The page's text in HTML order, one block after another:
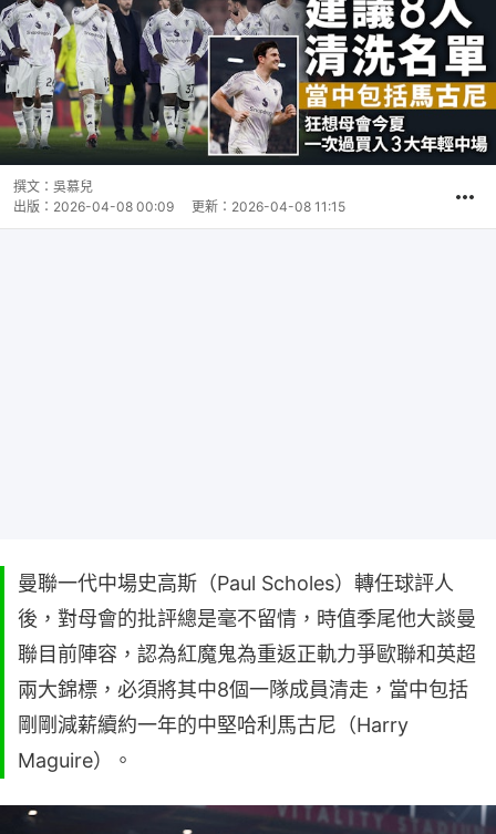
撰文： 吳慕兒
出版： 2026-04-08 00:09 更新： 2026-04-08 11:15
曼聯一代中場史高斯（Paul Scholes）轉任球評人
後，對母會的批評總是毫不留情，時值季尾他大談曼
聯目前陣容，認為紅魔鬼為重返正軌力爭歐聯和英超
兩大錦標，必須將其中8個一隊成員清走，當中包括
剛剛減薪續約一年的中堅哈利馬古尼（Harry
Maguire）。